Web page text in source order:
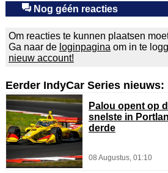
Nog géén reacties
Om reacties te kunnen plaatsen
Ga naar de loginpagina om in te
nieuw account!
Eerder IndyCar Series nieuws:
Palou opent op
snelste in
derde
08 Augustus, 01:10